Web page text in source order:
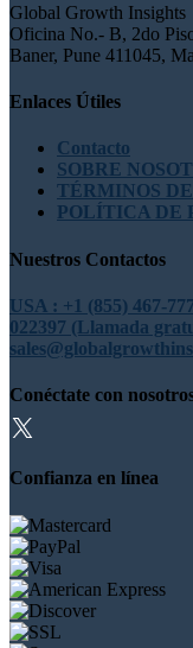
Global Growth Insights
Oficina No.- B, 2do
Baner, Pune 411045,
Enlaces Útiles
Contacto
SOBRE
TÉRMINOS
POLÍTICA DE
Nuestros Contactos
USA : +1 (855) 467-
022397 (Llamada
Conéctate con
Confianza en línea